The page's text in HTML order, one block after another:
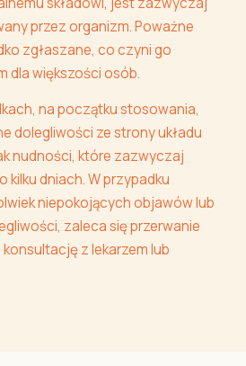
przez organizm. Poważne
zgłaszane, co czyni go
dla większości osób.
na początku stosowania,
dolegliwości ze strony układu
nudności, które zazwyczaj
kilku dniach. W przypadku
niepokojących objawów lub
zaleca się przerwanie
z lekarzem lub